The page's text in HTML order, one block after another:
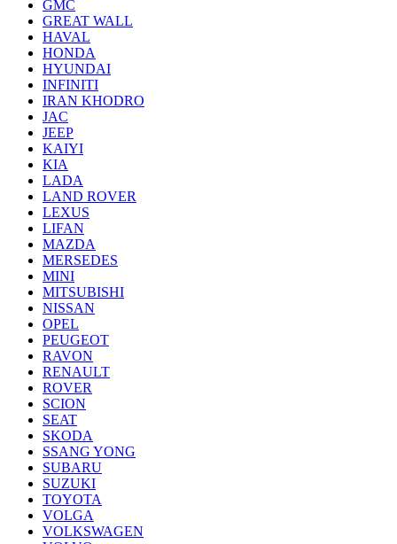
GMC
GREAT WALL
HAVAL
HONDA
HYUNDAI
INFINITI
IRAN KHODRO
JAC
JEEP
KAIYI
KIA
LADA
LAND ROVER
LEXUS
LIFAN
MAZDA
MERSEDES
MINI
MITSUBISHI
NISSAN
OPEL
PEUGEOT
RAVON
RENAULT
ROVER
SCION
SEAT
SKODA
SSANG YONG
SUBARU
SUZUKI
TOYOTA
VOLGA
VOLKSWAGEN